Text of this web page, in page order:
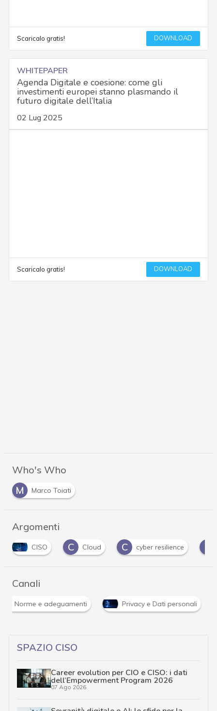
Scaricalo gratis! DOWNLOAD
WHITEPAPER
Agenda Digitale e coesione: come gli
investimenti europei stanno plasmando il
futuro digitale dell’Italia
02 Lug 2025
Scaricalo gratis! DOWNLOAD
Who's Who
M
Marco Toiati
Argomenti
CISO C Cloud C cyber resilience
Canali
Norme e adeguamenti Privacy e Dati personali
SPAZIO CISO
Career evolution per CIO e CISO: i dati
dell’Empowerment Program 2026
07 Ago 2026